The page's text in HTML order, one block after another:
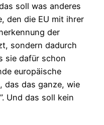
soll was anderes
den die EU mit ihrer
der
sondern dadurch
sie dafür schon
europäische
das das ganze, wie
Und das soll kein